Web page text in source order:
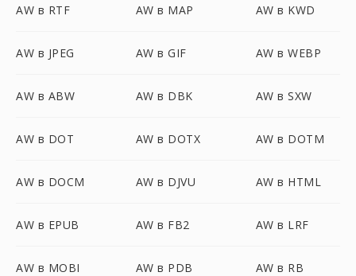
AW в RTF AW в MAP AW в KWD
AW в JPEG AW в GIF AW в WEBP
AW в ABW AW в DBK AW в SXW
AW в DOT AW в DOTX AW в DOTM
AW в DOCM AW в DJVU AW в HTML
AW в EPUB AW в FB2 AW в LRF
AW в MOBI AW в PDB AW в RB